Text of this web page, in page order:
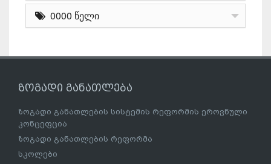
0000 წელი
ზოგადი განათლება
ზოგადი განათლების სისტემის რეფორმის ეროვნული
კონცეფცია
ზოგადი განათლების რეფორმა
სკოლები